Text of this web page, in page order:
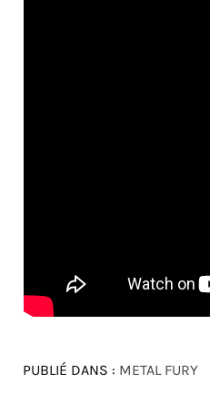
PUBLIÉ DANS : METAL FURY